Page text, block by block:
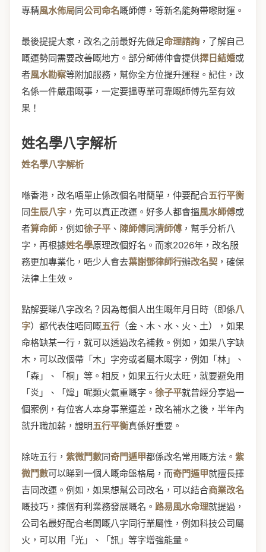
專精風水佈局同公司命名嘅師傅，等新名能夠帶嚟財運。
最後提提大家，改名之前最好先做足命理諮詢 ，了解自己
嘅運勢同需要改善嘅地方。部分師傅仲會提供擇日結婚或
者風水勘察等附加服務，幫你全方位提升運程。記住，改
名係一件嚴肅嘅事，一定要搵專業可靠嘅師傅先至有效
果！
姓名學八字解析
姓名學八字解析
喺香港，改名唔單止係改個名咁簡單，仲要配合五行平衡
同生辰八字 ，先可以真正改運。好多人都會搵風水師傅或
者算命師 ，例如徐子平 、 陳師傅同清師傅，幫手分析八
字，再根據姓名學原理改個好名。而家2026年，改名服
務更加專業化，唔少人會去葉謝鄧律師行辦改名契 ，確保
法律上生效。
點解要睇八字改名？因為每個人出生嘅年月日時（即係八
字）都代表住唔同嘅五行 （金、木、水、火、土），如果
命格缺某一行，就可以透過改名補救。例如，如果八字缺
木，可以改個帶「木」字旁或者屬木嘅字，例如「林」、
「森」、「桐」等。相反，如果五行火太旺，就要避免用
「炎」、「煒」呢類火氣重嘅字。 徐子平就曾經分享過一
個案例，有位客人本身事業運差，改名補水之後，半年內
就升職加薪，證明五行平衡真係好重要。
除咗五行， 紫微鬥數同奇門遁甲都係改名常用嘅方法。 紫
微鬥數可以睇到一個人嘅命盤格局，而奇門遁甲就擅長擇
吉同改運。例如，如果想幫公司改名，可以結合商業改名
嘅技巧，揀個有利業務發展嘅名。 路易風水命理就提過，
公司名最好配合老闆嘅八字同行業屬性，例如科技公司屬
火，可以用「光」、「訊」等字增強能量。